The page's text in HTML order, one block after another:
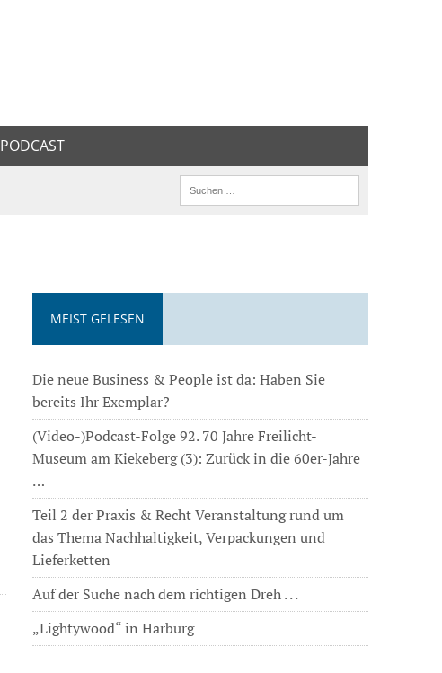
PODCAST
MEIST GELESEN
Die neue Business & People ist da: Haben Sie
bereits Ihr Exemplar?
(Video-)Podcast-Folge 92. 70 Jahre Freilicht-
Museum am Kiekeberg (3): Zurück in die 60er-Jahre
…
Teil 2 der Praxis & Recht Veranstaltung rund um
das Thema Nachhaltigkeit, Verpackungen und
Lieferketten
Auf der Suche nach dem richtigen Dreh . . .
„Lightywood“ in Harburg